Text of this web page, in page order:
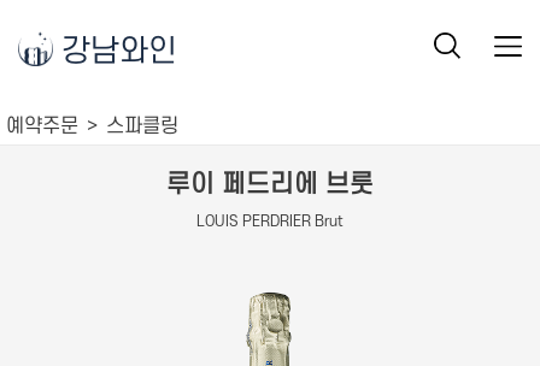
강남와인
예약주문 스파클링
루이 페드리에 브룻
LOUIS PERDRIER Brut